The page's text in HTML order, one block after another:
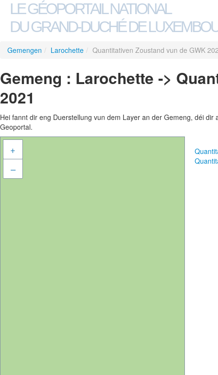
LE GÉOPORTAIL NATIONAL
DU GRAND-DUCHÉ DE
Gemengen / Larochette / Quantitativen Zoustand vun de GWK
Gemeng : Larochette ->
2021
Hei fannt dir eng Duerstellung vun dem Layer an der Gemeng, déi
Geoportal.
+
–